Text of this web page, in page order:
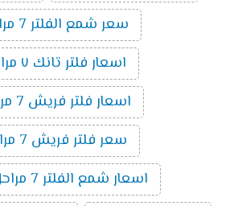
سعر شمع الفلتر 7 مراحل
اسعار فلتر تانك ٧ مراحل
اسعار فلتر فريش 7 مراحل
سعر فلتر فريش 7 مراحل
اسعار شمع الفلتر 7 مراحل تانك